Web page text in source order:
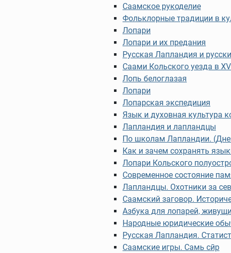
Саамское рукоделие
Фольклорные традиции в
Лопари
Лопари и их предания
Русская Лапландия и
Саами Кольского уезда в
Лопь белоглазая
Лопари
Лопарская экспедиция
Язык и духовная культура
Лапландия и лапландцы
По школам Лапландии.
Как и зачем сохранять
Лопари Кольского
Современное состояние
Лапландцы. Охотники за
Саамский заговор.
Азбука для лопарей,
Народные юридические
Русская Лапландия.
Саамские игры. Самь сӣр